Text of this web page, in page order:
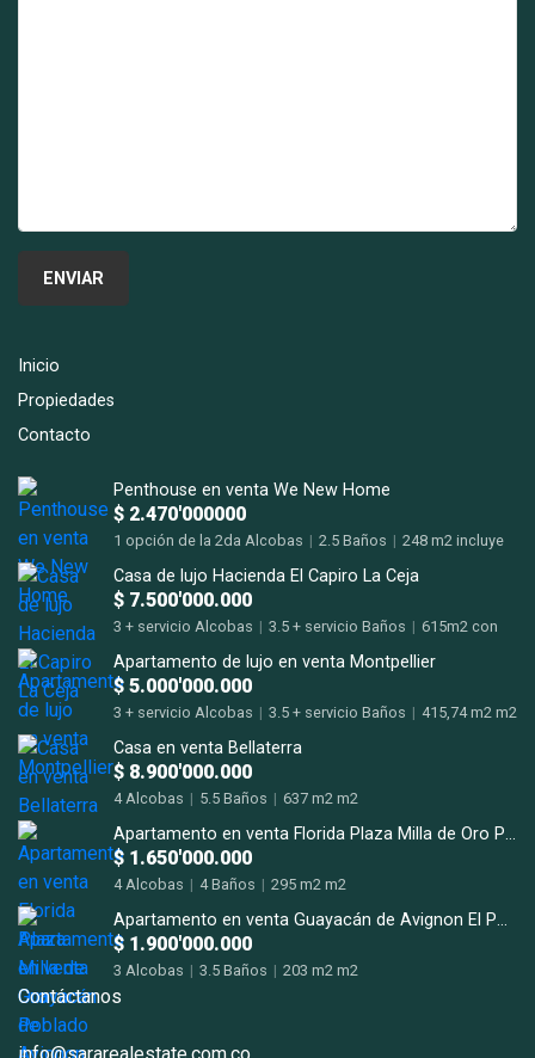
Inicio
Propiedades
Contacto
Penthouse en venta We New Home
$ 2.470'000000
1 opción de la 2da Alcobas | 2.5 Baños | 248 m2 incluye
Casa de lujo Hacienda El Capiro La Ceja
$ 7.500'000.000
3 + servicio Alcobas | 3.5 + servicio Baños | 615m2 con
Apartamento de lujo en venta Montpellier
$ 5.000'000.000
3 + servicio Alcobas | 3.5 + servicio Baños | 415,74 m2 m2
Casa en venta Bellaterra
$ 8.900'000.000
4 Alcobas | 5.5 Baños | 637 m2 m2
Apartamento en venta Florida Plaza Milla de Oro Poblado
$ 1.650'000.000
4 Alcobas | 4 Baños | 295 m2 m2
Apartamento en venta Guayacán de Avignon El Poblado San Lucas.
$ 1.900'000.000
3 Alcobas | 3.5 Baños | 203 m2 m2
Contáctanos